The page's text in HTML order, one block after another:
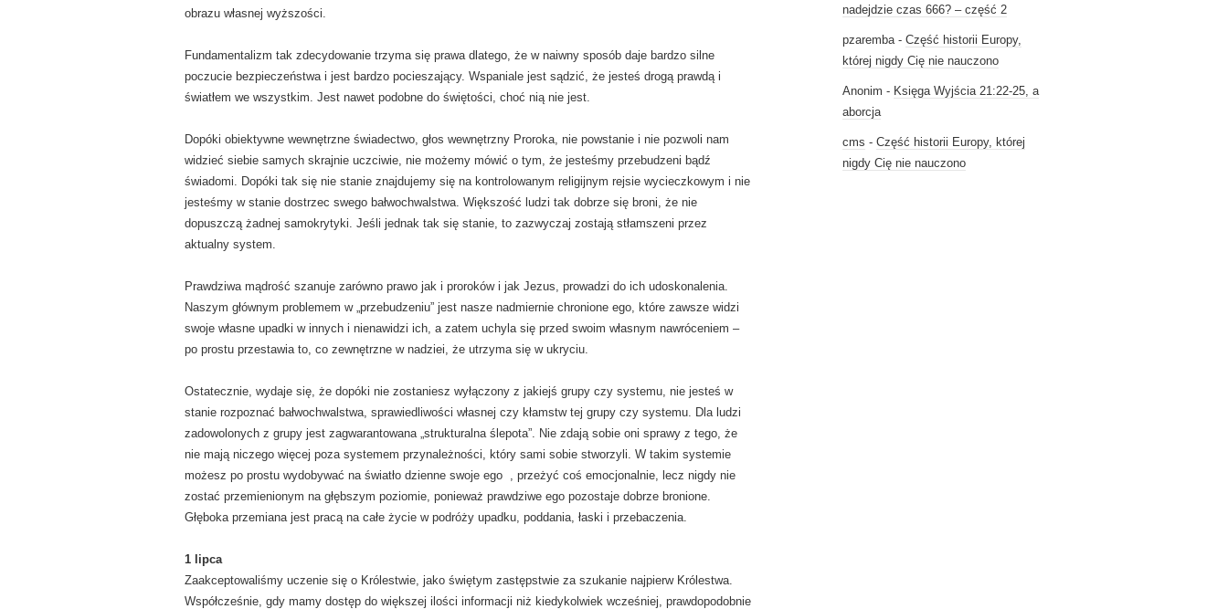
obrazu własnej wyższości.
Fundamentalizm tak zdecydowanie trzyma się prawa dlatego, że w naiwny sposób daje bardzo silne
poczucie bezpieczeństwa i jest bardzo pocieszający. Wspaniale jest sądzić, że jesteś drogą prawdą i
światłem we wszystkim. Jest nawet podobne do świętości, choć nią nie jest.
Dopóki obiektywne wewnętrzne świadectwo, głos wewnętrzny Proroka, nie powstanie i nie pozwoli nam
widzieć siebie samych skrajnie uczciwie, nie możemy mówić o tym, że jesteśmy przebudzeni bądź
świadomi. Dopóki tak się nie stanie znajdujemy się na kontrolowanym religijnym rejsie wycieczkowym i nie
jesteśmy w stanie dostrzec swego bałwochwalstwa. Większość ludzi tak dobrze się broni, że nie
dopuszczą żadnej samokrytyki. Jeśli jednak tak się stanie, to zazwyczaj zostają stłamszeni przez
aktualny system.
Prawdziwa mądrość szanuje zarówno prawo jak i proroków i jak Jezus, prowadzi do ich udoskonalenia.
Naszym głównym problemem w „przebudzeniu” jest nasze nadmiernie chronione ego, które zawsze widzi
swoje własne upadki w innych i nienawidzi ich, a zatem uchyla się przed swoim własnym nawróceniem –
po prostu przestawia to, co zewnętrzne w nadziei, że utrzyma się w ukryciu.
Ostatecznie, wydaje się, że dopóki nie zostaniesz wyłączony z jakiejś grupy czy systemu, nie jesteś w
stanie rozpoznać bałwochwalstwa, sprawiedliwości własnej czy kłamstw tej grupy czy systemu. Dla ludzi
zadowolonych z grupy jest zagwarantowana „strukturalna ślepota”. Nie zdają sobie oni sprawy z tego, że
nie mają niczego więcej poza systemem przynależności, który sami sobie stworzyli. W takim systemie
możesz po prostu wydobywać na światło dzienne swoje ego , przeżyć coś emocjonalnie, lecz nigdy nie
zostać przemienionym na głębszym poziomie, ponieważ prawdziwe ego pozostaje dobrze bronione.
Głęboka przemiana jest pracą na całe życie w podróży upadku, poddania, łaski i przebaczenia.
1 lipca
Zaakceptowaliśmy uczenie się o Królestwie, jako świętym zastępstwie za szukanie najpierw Królestwa.
Współcześnie, gdy mamy dostęp do większej ilości informacji niż kiedykolwiek wcześniej, prawdopodobnie
nadejdzie czas 666? – część 2
pzaremba- Część historii Europy,
której nigdy Cię nie nauczono
Anonim - Księga Wyjścia 21:22-25, a
aborcja
cms - Część historii Europy, której
nigdy Cię nie nauczono